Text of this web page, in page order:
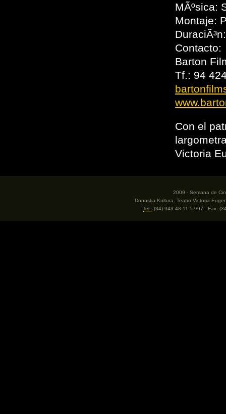
MÃºsica:
Montaje:
Contacto:
Barton
Tf.: 94
Con el
Victoria
2009 - Semana de
Donostia Kultura. Teatro Victoria
Tel. : (34) 943 48 11 57/97 - Fax: